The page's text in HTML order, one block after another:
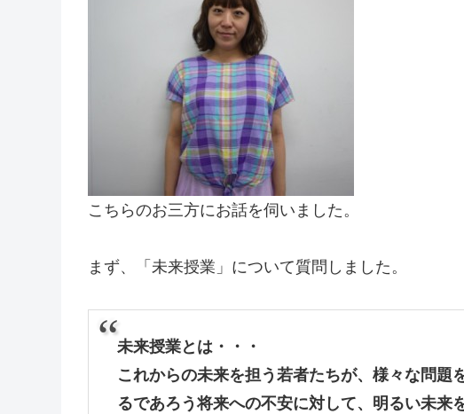
こちらのお三方にお話を伺いました。
まず、「未来授業」について質問しました。
未来授業とは・・・
これからの未来を担う若者たちが、様々な問題
るであろう将来への不安に対して、明るい未来